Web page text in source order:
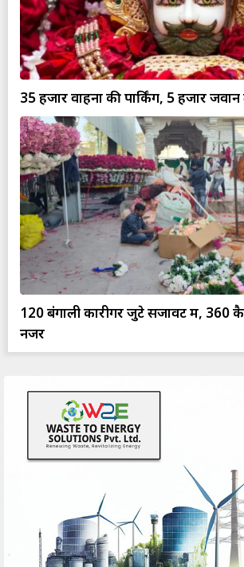
35 हजार वाहनों की पार्किंग, 5 हजार
120 बंगाली कारीगर जुटे सजावट में, 360
नजर